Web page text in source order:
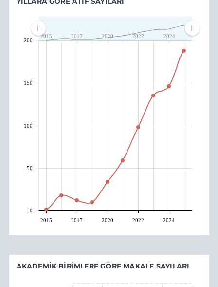
2015 2017 2020 2022 2024
2015 2017 2020 2022 2024
0
50
100
150
200
AKADEMIK BIRIMLERE GÖRE MAKALE SAYILARI